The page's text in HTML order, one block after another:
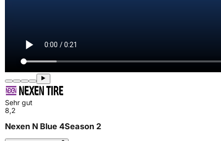
Sehr gut
8,2
Nexen N Blue 4Season 2